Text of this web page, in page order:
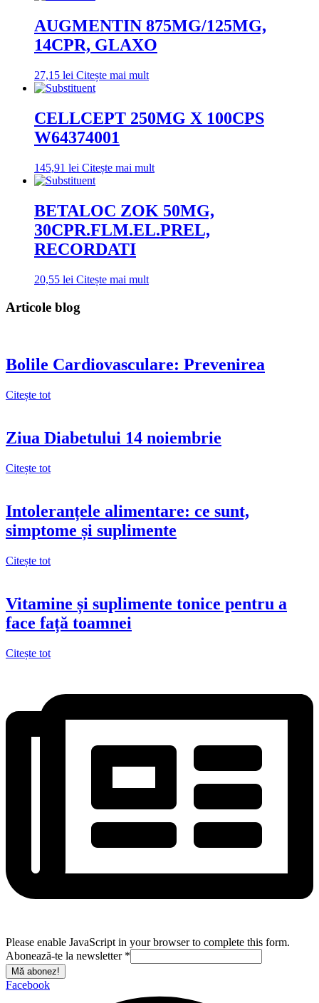
AUGMENTIN 875MG/125MG,
14CPR, GLAXO
27,15 lei Citește mai mult
CELLCEPT 250MG X 100CPS
W64374001
145,91 lei Citește mai mult
BETALOC ZOK 50MG,
30CPR.FLM.EL.PREL,
RECORDATI
20,55 lei Citește mai mult
Articole blog
Bolile Cardiovasculare: Prevenirea
Citește tot
Ziua Diabetului 14 noiembrie
Citește tot
Intoleranțele alimentare: ce sunt,
simptome și suplimente
Citește tot
Vitamine și suplimente tonice pentru a
face față toamnei
Citește tot
Please enable JavaScript in your browser to complete this form.
Abonează-te la newsletter *
Mă abonez!
Facebook